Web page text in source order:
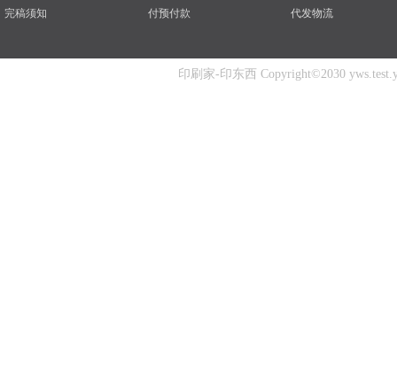
完稿须知 付预付款 代发物流
印刷家-印东西 Copyright©2030